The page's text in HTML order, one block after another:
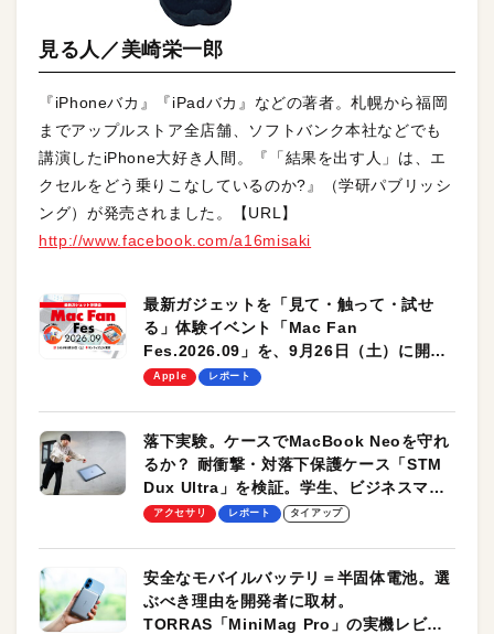
見る人／美崎栄一郎
『iPhoneバカ』『iPadバカ』などの著者。札幌から福岡
までアップルストア全店舗、ソフトバンク本社などでも
講演したiPhone大好き人間。『「結果を出す人」は、エ
クセルをどう乗りこなしているのか?』（学研パブリッシ
ング）が発売されました。【URL】
http://www.facebook.com/a16misaki
最新ガジェットを「見て・触って・試せ
る」体験イベント「Mac Fan
Fes.2026.09」を、9月26日（土）に開催
します！
Apple レポート
落下実験。ケースでMacBook Neoを守れ
るか？ 耐衝撃・対落下保護ケース「STM
Dux Ultra」を検証。学生、ビジネスマン
のモバイルユースに最適！
アクセサリ レポート タイアップ
安全なモバイルバッテリ＝半固体電池。選
ぶべき理由を開発者に取材。
TORRAS「MiniMag Pro」の実機レビュ